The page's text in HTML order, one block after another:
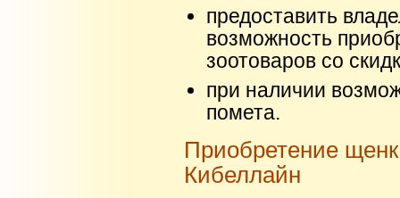
предоставить
возможность
зоотоваров со
при наличии
помета.
Приобретение
Кибеллайн